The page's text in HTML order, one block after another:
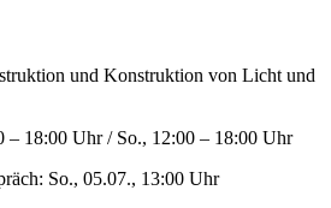
und Konstruktion von Licht und
– 18:00 Uhr / So., 12:00 – 18:00 Uhr
So., 05.07., 13:00 Uhr